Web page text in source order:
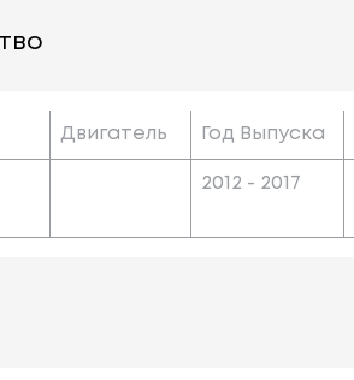
Двигатель Год Выпуска
2012 - 2017